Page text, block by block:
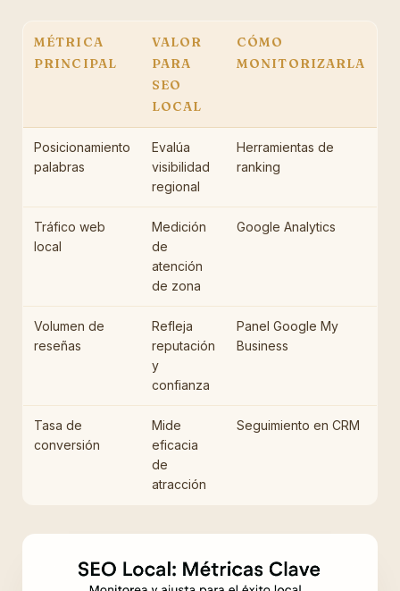
MÉTRICA
PRINCIPAL
VALOR
PARA
SEO
LOCAL
CÓMO
MONITORIZARLA
Posicionamiento
palabras
Evalúa
visibilidad
regional
Herramientas de
ranking
Tráfico web
local
Medición
de
atención
de zona
Google Analytics
Volumen de
reseñas
Refleja
reputación
y
confianza
Panel Google My
Business
Tasa de
conversión
Mide
eficacia
de
atracción
Seguimiento en CRM